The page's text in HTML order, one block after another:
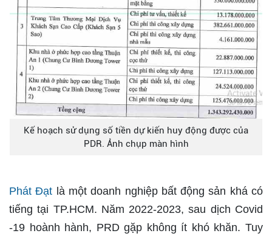
Kế hoạch sử dụng số tiền dự kiến huy động được của
PDR. Ảnh chụp màn hình
Phát Đạt là một doanh nghiệp bất động sản khá có
tiếng tại TP.HCM. Năm 2022-2023, sau dịch Covid
-19 hoành hành, PRD gặp không ít khó khăn. Tuy